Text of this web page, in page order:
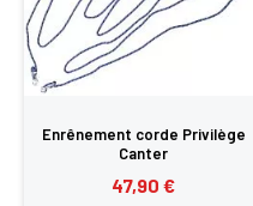
Enrênement corde Privilège
Canter
47,90 €